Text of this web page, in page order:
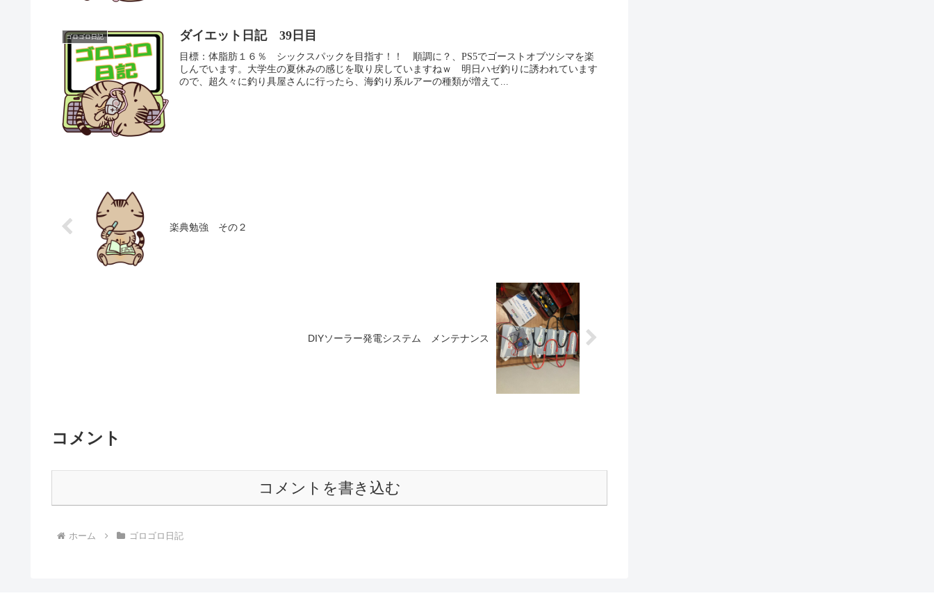
ゴロゴロ日記 ダイエット日記 39日目
目標：体脂肪１６％ シックスパックを目指す！！ 順調に？、PS5でゴーストオブツシマを楽
しんでいます。大学生の夏休みの感じを取り戻していますねｗ 明日ハゼ釣りに誘われています
ので、超久々に釣り具屋さんに行ったら、海釣り系ルアーの種類が増えて...
楽典勉強 その２
DIYソーラー発電システム メンテナンス
コメント
コメントを書き込む
ホーム ゴロゴロ日記